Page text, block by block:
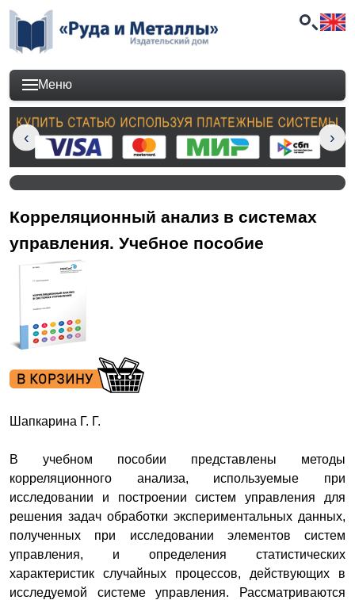
Меню
Корреляционный анализ в системах
управления. Учебное пособие
Шапкарина Г. Г.
В учебном пособии представлены методы
корреляционного анализа, используемые при
исследовании и построении систем управления для
решения задач обработки экспериментальных данных,
полученных при исследовании элементов систем
управления, и определения статистических
характеристик случайных процессов, действующих в
исследуемой системе управления. Рассматриваются